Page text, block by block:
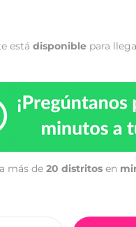
está disponible para
más de 20 distritos en